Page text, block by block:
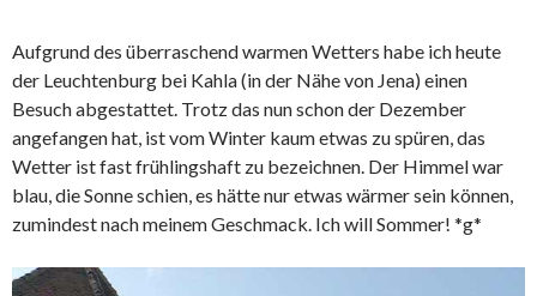
Aufgrund des überraschend warmen Wetters habe ich heute
der Leuchtenburg bei Kahla (in der Nähe von Jena) einen
Besuch abgestattet. Trotz das nun schon der Dezember
angefangen hat, ist vom Winter kaum etwas zu spüren, das
Wetter ist fast frühlingshaft zu bezeichnen. Der Himmel war
blau, die Sonne schien, es hätte nur etwas wärmer sein können,
zumindest nach meinem Geschmack. Ich will Sommer! *g*